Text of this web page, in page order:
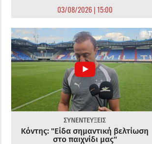
03/08/2026 | 15:00
ΣΥΝΕΝΤΕΥΞΕΙΣ
Κόντης: "Είδα σημαντική βελτίωση
στο παιχνίδι μας"